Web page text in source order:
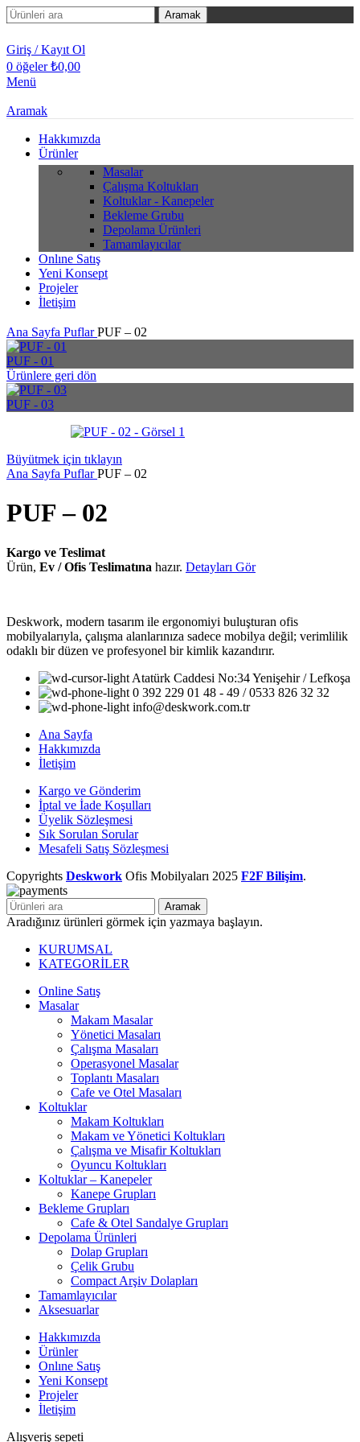
Aramak
Giriş / Kayıt Ol
0 öğeler ₺0,00
Menü
Aramak
Hakkımızda
Ürünler
Masalar
Çalışma Koltukları
Koltuklar - Kanepeler
Bekleme Grubu
Depolama Ürünleri
Tamamlayıcılar
Onlıne Satış
Yeni Konsept
Projeler
İletişim
Ana Sayfa PuflarPUF – 02
PUF - 01
Ürünlere geri dön
PUF - 03
Büyütmek için tıklayın
Ana Sayfa PuflarPUF – 02
PUF – 02
Kargo ve Teslimat
Ürün, Ev / Ofis Teslimatına hazır. Detayları Gör
Deskwork, modern tasarım ile ergonomiyi buluşturan ofis
mobilyalarıyla, çalışma alanlarınıza sadece mobilya değil; verimlilik
odaklı bir düzen ve profesyonel bir kimlik kazandırır.
Atatürk Caddesi No:34 Yenişehir / Lefkoşa
0 392 229 01 48 - 49 / 0533 826 32 32
info@deskwork.com.tr
Ana Sayfa
Hakkımızda
İletişim
Kargo ve Gönderim
İptal ve İade Koşulları
Üyelik Sözleşmesi
Sık Sorulan Sorular
Mesafeli Satış Sözleşmesi
Copyrights Deskwork Ofis Mobilyaları 2025 F2F Bilişim.
Aramak
Aradığınız ürünleri görmek için yazmaya başlayın.
KURUMSAL
KATEGORİLER
Online Satış
Masalar
Makam Masalar
Yönetici Masaları
Çalışma Masaları
Operasyonel Masalar
Toplantı Masaları
Cafe ve Otel Masaları
Koltuklar
Makam Koltukları
Makam ve Yönetici Koltukları
Çalışma ve Misafir Koltukları
Oyuncu Koltukları
Koltuklar – Kanepeler
Kanepe Grupları
Bekleme Grupları
Cafe & Otel Sandalye Grupları
Depolama Ürünleri
Dolap Grupları
Çelik Grubu
Compact Arşiv Dolapları
Tamamlayıcılar
Aksesuarlar
Hakkımızda
Ürünler
Onlıne Satış
Yeni Konsept
Projeler
İletişim
Alışveriş sepeti